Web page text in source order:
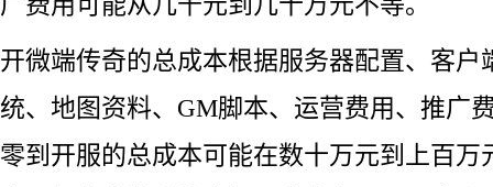
开微端传奇的总成本根据服务器配置、客户
统、地图资料、GM脚本、运营费用、推广
零到开服的总成本可能在数十万元到上百万